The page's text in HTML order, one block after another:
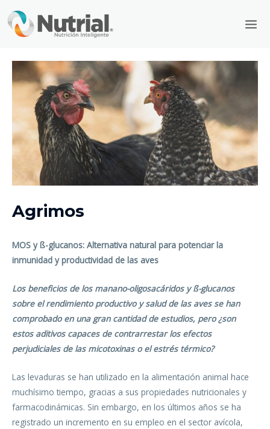
contenido
Agrimos
MOS y ß-glucanos: Alternativa natural para potenciar la
inmunidad y productividad de las aves
Los beneficios de los manano-oligosacáridos y ß-glucanos
sobre el rendimiento productivo y salud de las aves se han
comprobado en una gran cantidad de estudios, pero ¿son
estos aditivos capaces de contrarrestar los efectos
perjudiciales de las micotoxinas o el estrés térmico?
Las levaduras se han utilizado en la alimentación animal hace
muchísimo tiempo, gracias a sus propiedades nutricionales y
farmacodinámicas. Sin embargo, en los últimos años se ha
registrado un incremento en su empleo en el sector avícola,